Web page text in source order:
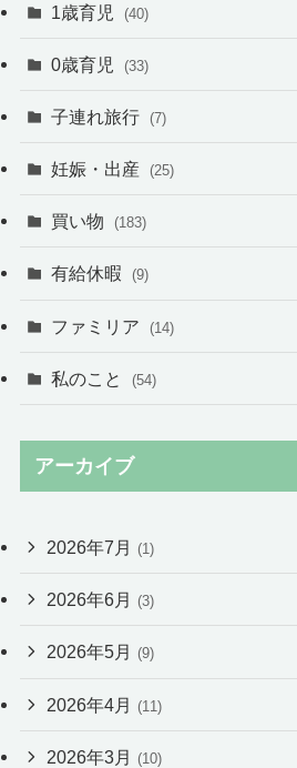
1歳育児 (40)
0歳育児 (33)
子連れ旅行 (7)
妊娠・出産 (25)
買い物 (183)
有給休暇 (9)
ファミリア (14)
私のこと (54)
アーカイブ
2026年7月 (1)
2026年6月 (3)
2026年5月 (9)
2026年4月 (11)
2026年3月 (10)